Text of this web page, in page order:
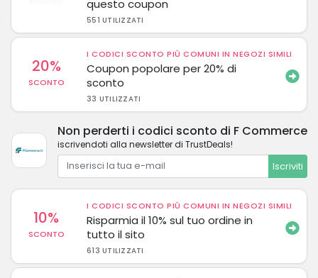
questo coupon
551 UTILIZZATI
20%
SCONTO
I CODICI SCONTO PIÙ COMUNI IN NEGOZI SIMILI
Coupon popolare per 20% di
sconto
33 UTILIZZATI
Non perderti i codici sconto di F Commerce
iscrivendoti alla newsletter di TrustDeals!
Iscriviti
10%
SCONTO
I CODICI SCONTO PIÙ COMUNI IN NEGOZI SIMILI
Risparmia il 10% sul tuo ordine in
tutto il sito
613 UTILIZZATI